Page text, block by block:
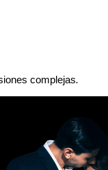
complejas.